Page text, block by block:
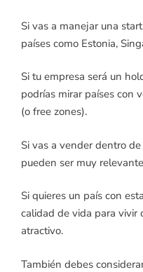
Si vas a manejar una
países como Estonia,
Si tu empresa será un
podrías mirar países con
(o free zones).
Si vas a vender dentro
pueden ser muy
Si quieres un país con
calidad de vida para vivir
atractivo.
También debes